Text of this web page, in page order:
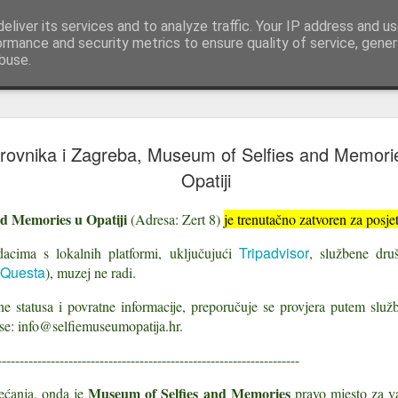
i Zagreba, Museum of Selfies and
Opatiji
Memories u Opatiji(Adresa: Zert 8)je trenutačno zatvoren za
s lokalnih platformi, uključujući Tripadvisor, službene
), muzej ne radi.
statusa i povratne informacije, preporučuje se provjera putem
info@selfiemuseumopatija.hr.
onda jeMuseum of Selfies and Memoriespravo mjesto za
its services and to analyze traffic. Your IP address and
and security metrics to ensure quality of service,
| reportaže Istra i Kvarner Upoznajte Istru i Kvarner kroz putopise,
29
Stari grad
obalu, a uz njih idu Park
Opatijska je priča priča o